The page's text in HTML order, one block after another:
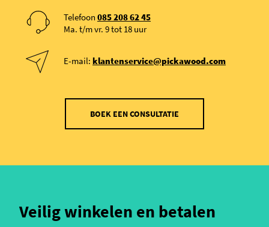
Telefoon 085 208 62 45
Ma. t/m vr. 9 tot 18 uur
E-mail: klantenservice@pickawood.com
BOEK EEN CONSULTATIE
Veilig winkelen en betalen